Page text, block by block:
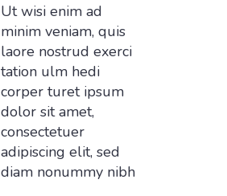
Ut wisi enim ad
minim veniam, quis
laore nostrud exerci
tation ulm hedi
corper turet ipsum
dolor sit amet,
consectetuer
adipiscing elit, sed
diam nonummy nibh